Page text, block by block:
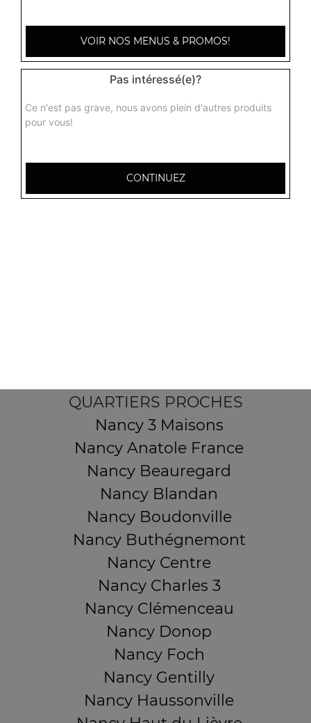
18.00€
QUARTIERS PROCHES
Nancy 3 Maisons
Nancy Anatole France
Nancy Beauregard
Nancy Blandan
Nancy Boudonville
Nancy Buthégnemont
Nancy Centre
Nancy Charles 3
Nancy Clémenceau
Nancy Donop
Nancy Foch
Nancy Gentilly
Nancy Haussonville
VOIR NOS MENUS & PROMOS!
Pas intéressé(e)?
Ce n'est pas grave, nous avons plein d'autres produits
pour vous!
CONTINUEZ